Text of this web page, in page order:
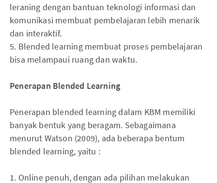
leraning dengan bantuan teknologi informasi dan
komunikasi membuat pembelajaran lebih menarik
dan interaktif.
5. Blended learning membuat proses pembelajaran
bisa melampaui ruang dan waktu.
Penerapan Blended Learning
Penerapan blended learning dalam KBM memiliki
banyak bentuk yang beragam. Sebagaimana
menurut Watson (2009), ada beberapa bentum
blended learning, yaitu :
1. Online penuh, dengan ada pilihan melakukan